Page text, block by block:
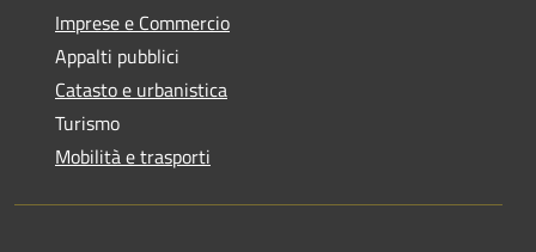
Imprese e Commercio
Appalti pubblici
Catasto e urbanistica
Turismo
Mobilità e trasporti